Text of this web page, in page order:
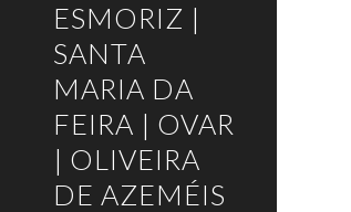
ESMORIZ |
SANTA
MARIA DA
FEIRA | OVAR
| OLIVEIRA
DE AZEMÉIS